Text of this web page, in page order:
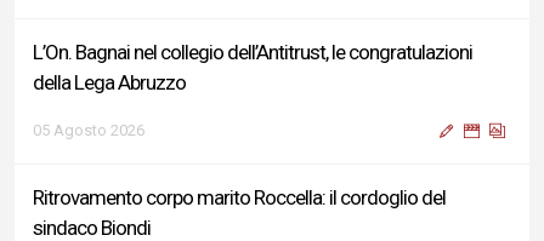
L’On. Bagnai nel collegio dell’Antitrust, le congratulazioni
della Lega Abruzzo
05 Agosto 2026
Ritrovamento corpo marito Roccella: il cordoglio del
sindaco Biondi